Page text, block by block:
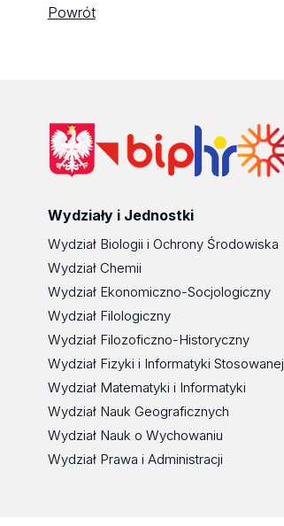
Powrót
Wydziały i Jednostki
Wydział Biologii i Ochrony Środowiska
Wydział Chemii
Wydział Ekonomiczno-Socjologiczny
Wydział Filologiczny
Wydział Filozoficzno-Historyczny
Wydział Fizyki i Informatyki Stosowanej
Wydział Matematyki i Informatyki
Wydział Nauk Geograficznych
Wydział Nauk o Wychowaniu
Wydział Prawa i Administracji